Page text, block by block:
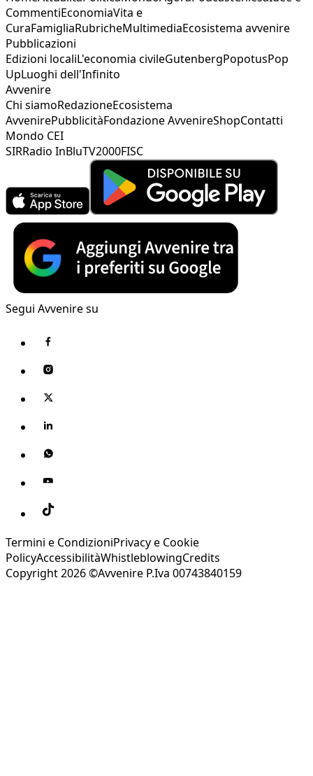
CommentiEconomiaVita e
CuraFamigliaRubricheMultimediaEcosistema avvenire
Pubblicazioni
Edizioni localiL'economia civileGutenbergPopotusPop
UpLuoghi dell'Infinito
Avvenire
Chi siamoRedazioneEcosistema
AvvenirePubblicitàFondazione AvvenireShopContatti
Mondo CEI
SIRRadio InBluTV2000FISC
Segui Avvenire su
Termini e CondizioniPrivacy e Cookie
PolicyAccessibilitàWhistleblowingCredits
Copyright 2026 ©Avvenire P.Iva 00743840159